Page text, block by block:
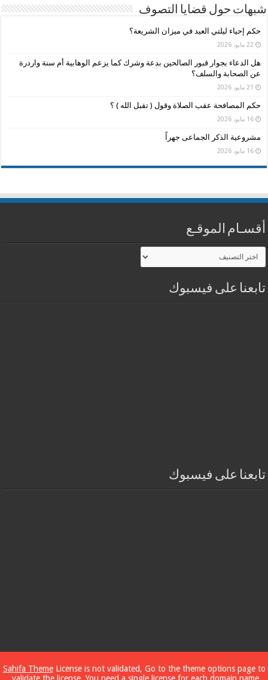
شبهات حول قضايا التصوف
حكم إحياء ليلتي العيد في ميزان الشريعة؟
22 مايو، 2026
هل الدعاء بجوار قبور الصالحين بدعة وشرك كما يزعم الوهابية أم سنة واردرة
عن الصحابة والسلف؟
21 مايو، 2026
حكم المصافحة عقب الصلاة وقول ( تقبل الله ) ؟
16 مايو، 2026
مشروعية الذكر الجماعى جهراً
16 مايو، 2026
أقسـام الموقـع
أقسـام
الموقـع
تابعنا على فيسبوك
تابعنا على فيسبوك
Sahifa ThemeLicense is not validated, Go to the theme options page to